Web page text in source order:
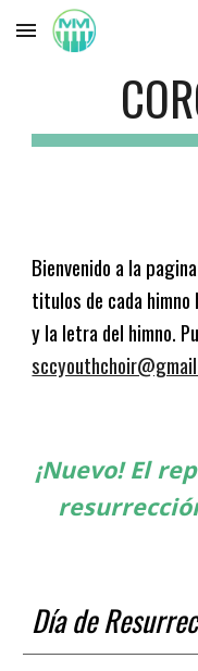
Skip to main content
Bienvenido a la
titulos de cada himno
y la letra del himno.
¡Nuevo! El
Día de